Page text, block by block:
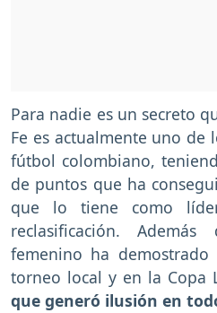
Para nadie es un secreto
Fe es actualmente uno de
fútbol colombiano,
de puntos que ha
que lo tiene como
reclasificación.
femenino ha
torneo local y en la Copa
que generó ilusión en